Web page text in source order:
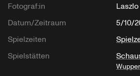
Fotograf:in
Datum/Zeitraum
5/10/
Spielzeiten
Spielstätten